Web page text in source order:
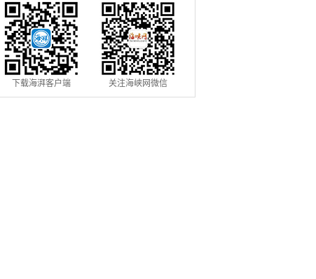
下载海湃客户端 关注海峡网微信